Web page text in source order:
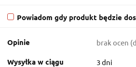
Powiadom gdy produkt będzie
Opinie brak ocen
Wysyłka w ciągu 3 dni